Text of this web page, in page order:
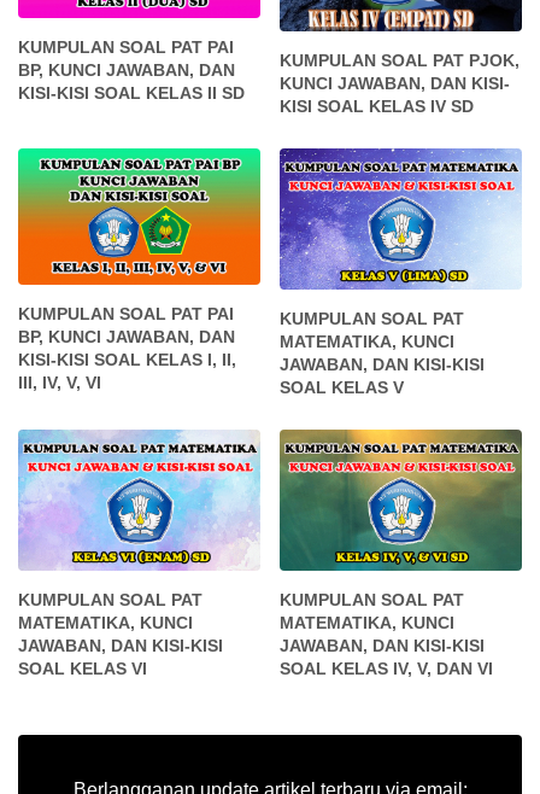
KUMPULAN SOAL PAT PAI
BP, KUNCI JAWABAN, DAN
KISI-KISI SOAL KELAS II SD
KUMPULAN SOAL PAT PJOK,
KUNCI JAWABAN, DAN KISI-
KISI SOAL KELAS IV SD
KUMPULAN SOAL PAT PAI
BP, KUNCI JAWABAN, DAN
KISI-KISI SOAL KELAS I, II,
III, IV, V, VI
KUMPULAN SOAL PAT
MATEMATIKA, KUNCI
JAWABAN, DAN KISI-KISI
SOAL KELAS V
KUMPULAN SOAL PAT
MATEMATIKA, KUNCI
JAWABAN, DAN KISI-KISI
SOAL KELAS VI
KUMPULAN SOAL PAT
MATEMATIKA, KUNCI
JAWABAN, DAN KISI-KISI
SOAL KELAS IV, V, DAN VI
Berlangganan update artikel terbaru via email: